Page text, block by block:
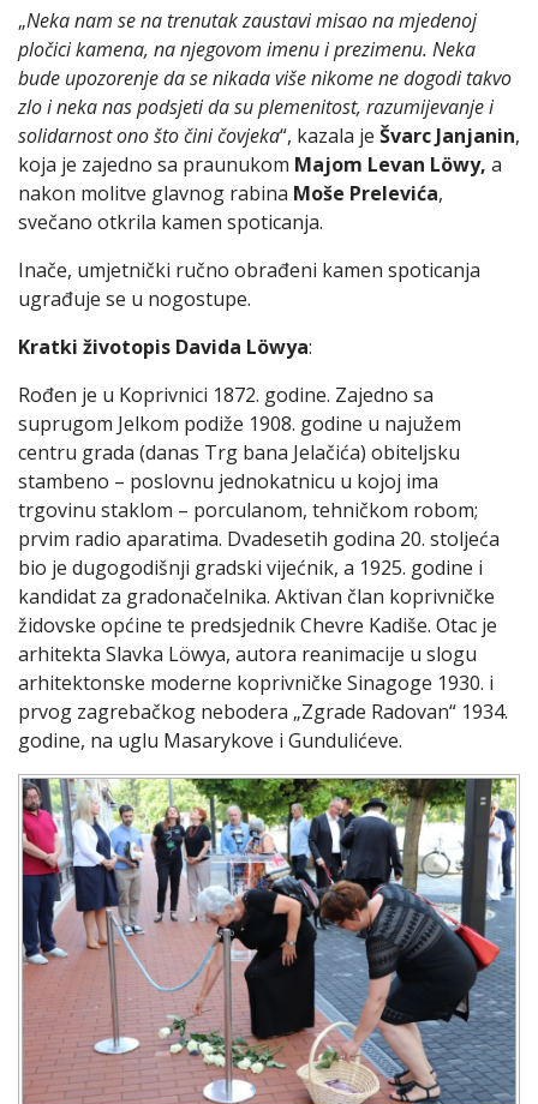
„Neka nam se na trenutak zaustavi misao na mjedenoj
pločici kamena, na njegovom imenu i prezimenu. Neka
bude upozorenje da se nikada više nikome ne dogodi takvo
zlo i neka nas podsjeti da su plemenitost, razumijevanje i
solidarnost ono što čini čovjeka“, kazala je Švarc Janjanin,
koja je zajedno sa praunukom Majom Levan Löwy, a
nakon molitve glavnog rabina Moše Prelevića,
svečano otkrila kamen spoticanja.
Inače, umjetnički ručno obrađeni kamen spoticanja
ugrađuje se u nogostupe.
Kratki životopis Davida Löwya:
Rođen je u Koprivnici 1872. godine. Zajedno sa
suprugom Jelkom podiže 1908. godine u najužem
centru grada (danas Trg bana Jelačića) obiteljsku
stambeno – poslovnu jednokatnicu u kojoj ima
trgovinu staklom – porculanom, tehničkom robom;
prvim radio aparatima. Dvadesetih godina 20. stoljeća
bio je dugogodišnji gradski vijećnik, a 1925. godine i
kandidat za gradonačelnika. Aktivan član koprivničke
židovske općine te predsjednik Chevre Kadiše. Otac je
arhitekta Slavka Löwya, autora reanimacije u slogu
arhitektonske moderne koprivničke Sinagoge 1930. i
prvog zagrebačkog nebodera „Zgrade Radovan“ 1934.
godine, na uglu Masarykove i Gundulićeve.